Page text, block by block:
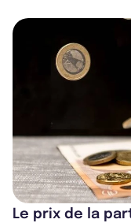
Le prix de la